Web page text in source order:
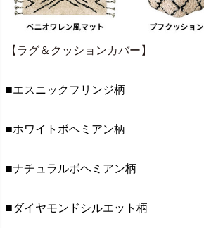
【ラグ＆クッションカバー】
■エスニックフリンジ柄
■ホワイトボヘミアン柄
■ナチュラルボヘミアン柄
■ダイヤモンドシルエット柄